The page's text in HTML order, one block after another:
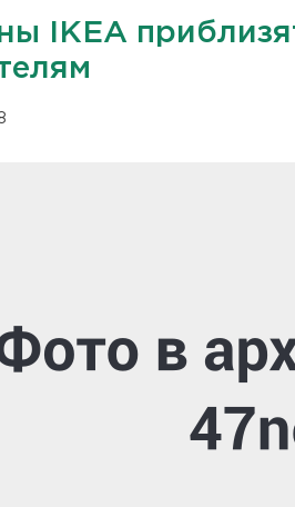
IKEA